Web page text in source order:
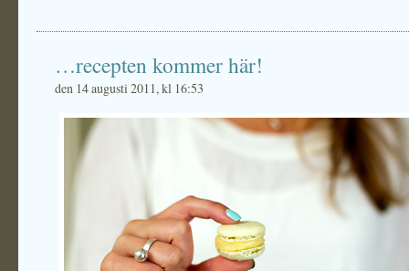
…recepten kommer här!
den 14 augusti 2011, kl 16:53